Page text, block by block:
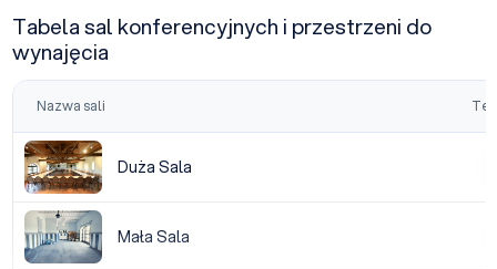
Tabela sal konferencyjnych i przestrzeni do
wynajęcia
Nazwa sali
Duża Sala
Duża Sala
Mała Sala
Mała Sala